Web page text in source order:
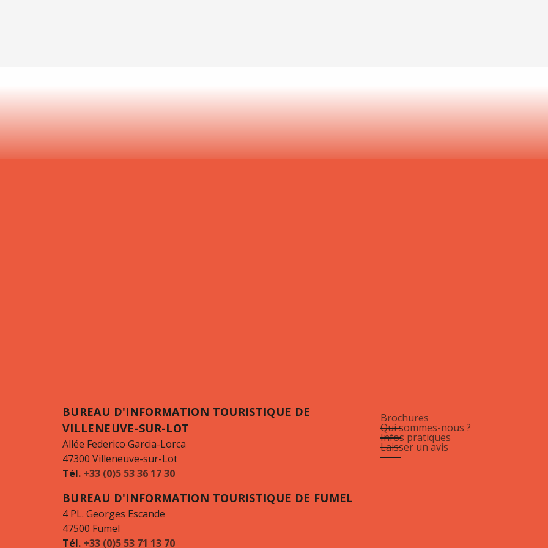
BUREAU D'INFORMATION TOURISTIQUE DE
VILLENEUVE-SUR-LOT
Allée Federico Garcia-Lorca
47300 Villeneuve-sur-Lot
Tél. +33 (0)5 53 36 17 30
BUREAU D'INFORMATION TOURISTIQUE DE FUMEL
4 PL. Georges Escande
47500 Fumel
Tél. +33 (0)5 53 71 13 70
Brochures
Qui sommes-nous ?
Infos pratiques
Laisser un avis